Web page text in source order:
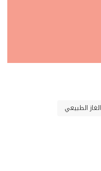
الغاز الطبيعي